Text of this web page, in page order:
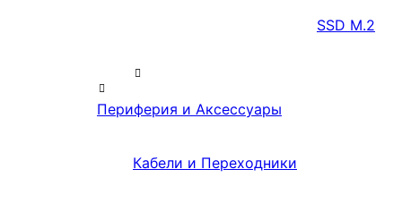
SSD M.2
Периферия и Аксессуары
Кабели и Переходники